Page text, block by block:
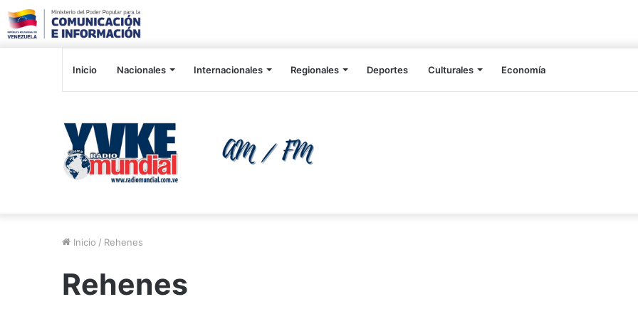
Inicio Nacionales Internacionales Regionales Deportes Culturales Economía
Inicio / Rehenes
Rehenes